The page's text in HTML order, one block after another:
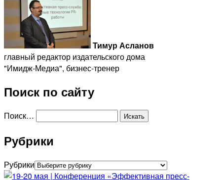
Тимур Асланов
главный редактор издательского дома
"Имидж-Медиа", бизнес-тренер
Поиск по сайту
Поиск…
Рубрики
Рубрики